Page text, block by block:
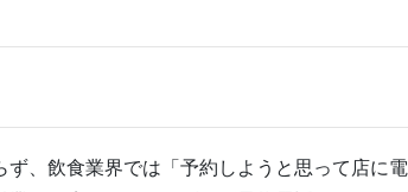
、飲食業界では「予約しようと思って店に電